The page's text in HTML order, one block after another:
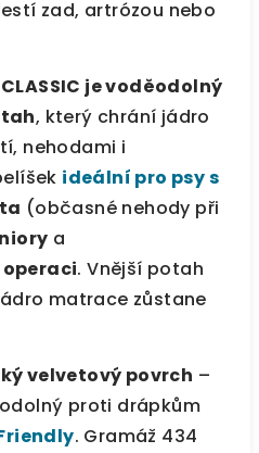
zad, artrózou nebo
je voděodolný
, který chrání jádro
nehodami i
ideální pro psy s
(občasné nehody při
a
. Vnější potah
matrace zůstane
velvetový povrch –
proti drápkům
. Gramáž 434